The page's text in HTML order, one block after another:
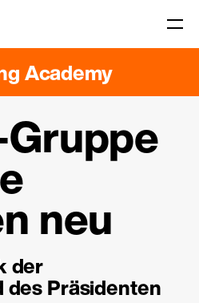
Academy
neu
der
des Präsidenten